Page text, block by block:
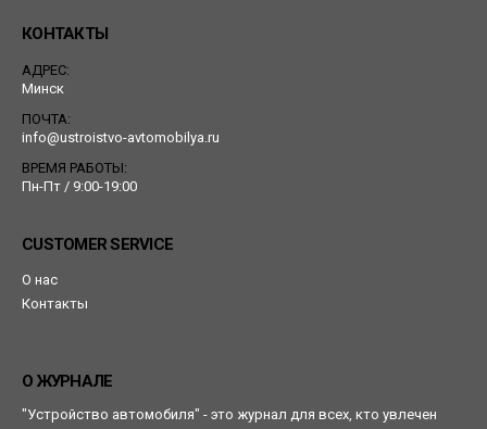
КОНТАКТЫ
АДРЕС:
Минск
ПОЧТА:
info@ustroistvo-avtomobilya.ru
ВРЕМЯ РАБОТЫ:
Пн-Пт / 9:00-19:00
CUSTOMER SERVICE
О нас
Контакты
О ЖУРНАЛЕ
"Устройство автомобиля" - это журнал для всех, кто увлечен